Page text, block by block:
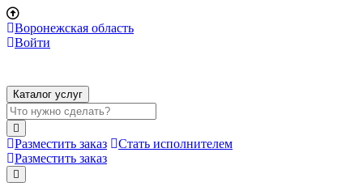
Воронежская область
Войти
Каталог услуг
Разместить заказ
Стать исполнителем
Разместить заказ